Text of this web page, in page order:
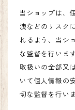
当ショップは、
洩などのリスク
れるよう、当シ
な監督を行いま
取扱いの全部又
いて個人情報の
切な監督を行いま